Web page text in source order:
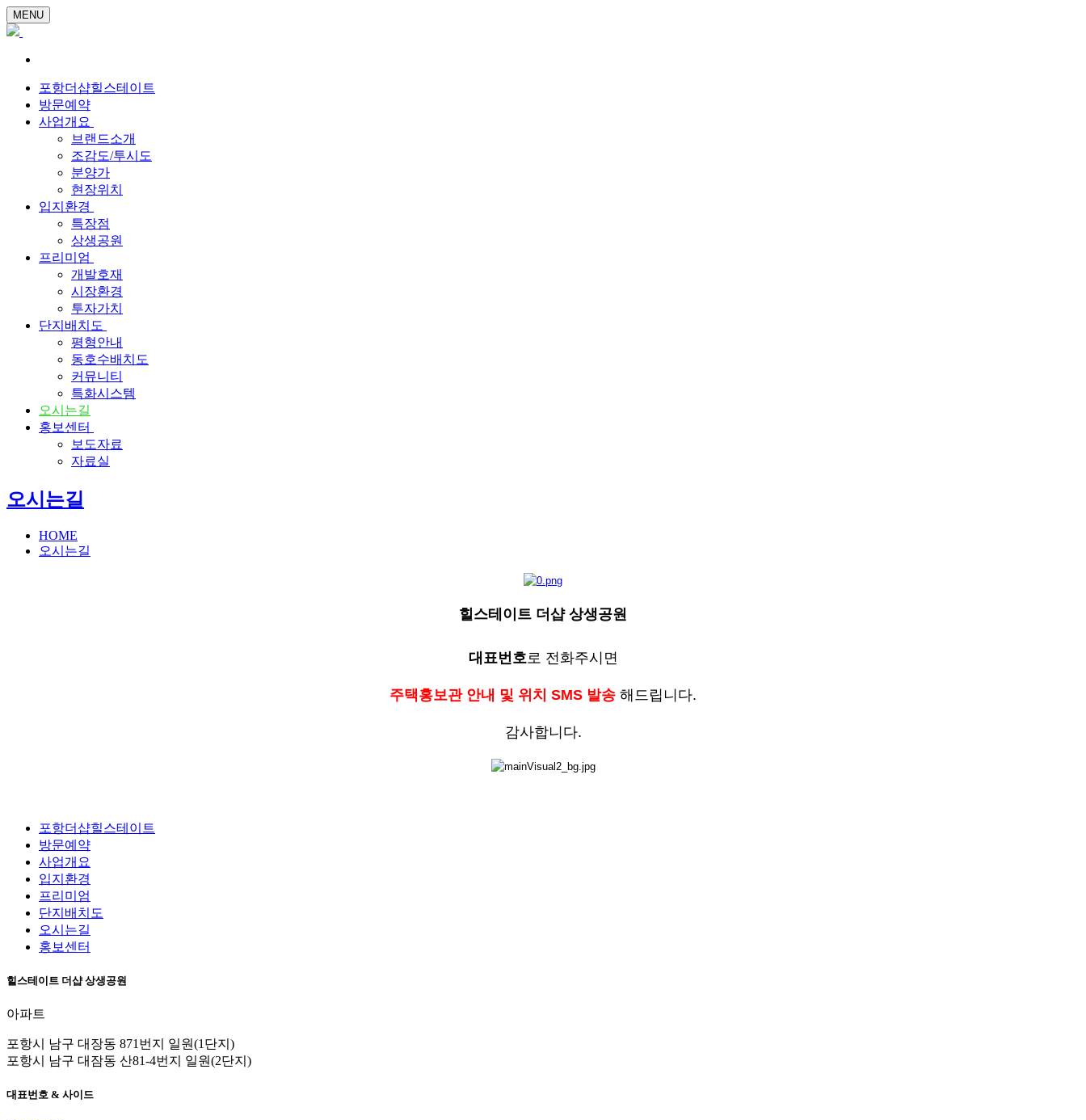
MENU
포항더샵힐스테이트
방문예약
사업개요
브랜드소개
조감도/투시도
분양가
현장위치
입지환경
특장점
상생공원
프리미엄
개발호재
시장환경
투자가치
단지배치도
평형안내
동호수배치도
커뮤니티
특화시스템
오시는길
홍보센터
보도자료
자료실
오시는길
HOME
오시는길
힐스테이트 더샵 상생공원
대표번호 로 전화주시면
주택홍보관 안내 및 위치 SMS 발송 해드립니다.
감사합니다.
포항더샵힐스테이트
방문예약
사업개요
입지환경
프리미엄
단지배치도
오시는길
홍보센터
힐스테이트 더샵 상생공원
아파트
포항시 남구 대장동 871번지 일원(1단지)
포항시 남구 대잠동 산81-4번지 일원(2단지)
대표번호 & 사이드